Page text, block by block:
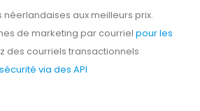
néerlandaises aux meilleurs prix.
de marketing par courriel pour les
des courriels transactionnels
via des API